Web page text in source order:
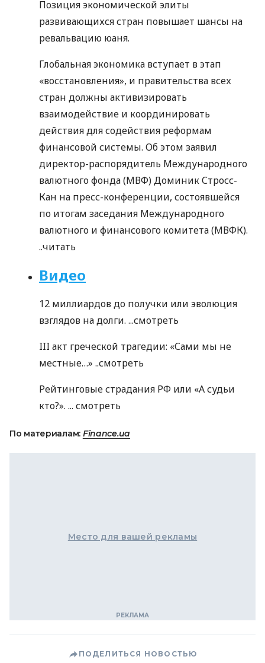
Позиция экономической элиты
развивающихся стран повышает шансы на
ревальвацию юаня.
Глобальная экономика вступает в этап
«восстановления», и правительства всех
стран должны активизировать
взаимодействие и координировать
действия для содействия реформам
финансовой системы. Об этом заявил
директор-распорядитель Международного
валютного фонда (МВФ) Доминик Стросс-
Кан на пресс-конференции, состоявшейся
по итогам заседания Международного
валютного и финансового комитета (МВФК).
..читать
Видео
12 миллиардов до получки или эволюция
взглядов на долги. ...смотреть
III акт греческой трагедии: «Сами мы не
местные…» ..смотреть
Рейтинговые страдания РФ или «А судьи
кто?». ... смотреть
По материалам: Finance.ua
Место для вашей рекламы
ПОДЕЛИТЬСЯ НОВОСТЬЮ